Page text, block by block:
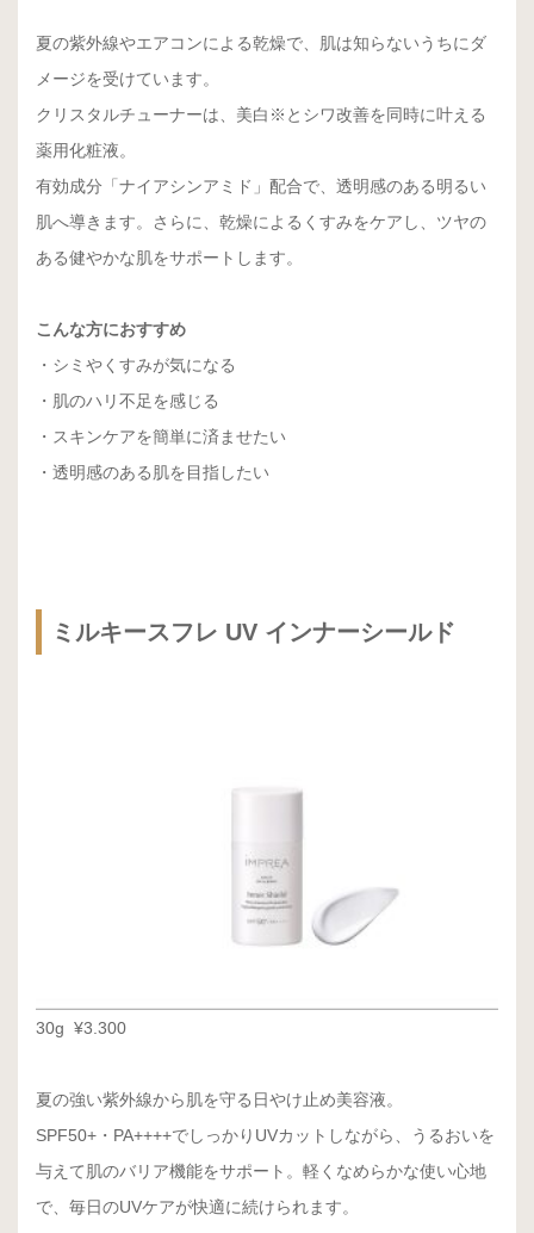
夏の紫外線やエアコンによる乾燥で、肌は知らないうちにダ
メージを受けています。
クリスタルチューナーは、美白※とシワ改善を同時に叶える
薬用化粧液。
有効成分「ナイアシンアミド」配合で、透明感のある明るい
肌へ導きます。さらに、乾燥によるくすみをケアし、ツヤの
ある健やかな肌をサポートします。
こんな方におすすめ
・シミやくすみが気になる
・肌のハリ不足を感じる
・スキンケアを簡単に済ませたい
・透明感のある肌を目指したい
ミルキースフレ UV インナーシールド
30g ¥3.300
夏の強い紫外線から肌を守る日やけ止め美容液。
SPF50+・PA++++でしっかりUVカットしながら、うるおいを
与えて肌のバリア機能をサポート。軽くなめらかな使い心地
で、毎日のUVケアが快適に続けられます。